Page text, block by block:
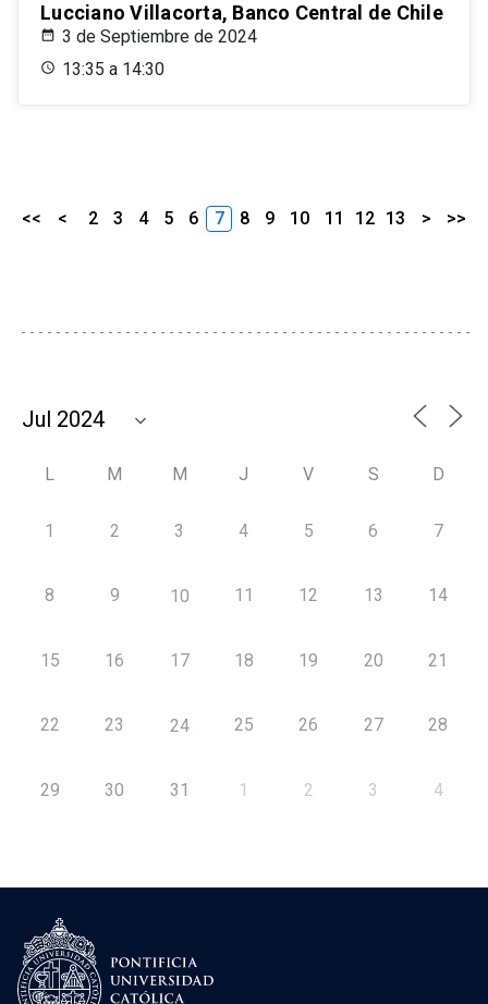
Lucciano Villacorta, Banco Central de Chile
3 de Septiembre de 2024
13:35 a 14:30
<< < 2 3 4 5 6 7 8 9 10 11 12 13 > >>
L M M J V S D
1 2 3 4 5 6 7
8 9 10 11 12 13 14
15 16 17 18 19 20 21
22 23 24 25 26 27 28
29 30 31 1 2 3 4